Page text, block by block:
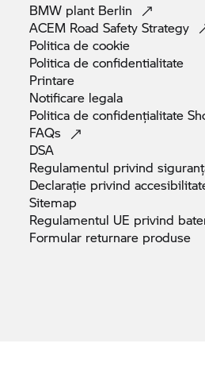
BMW plant Berlin
ACEM Road SafetyStrategy
Politica decookie
Politica deconfidentialitate
Printare
Notificare legala
Politica de confidențialitate
FAQs
DSA
Regulamentul privind
Declarație privind
Sitemap
Regulamentul UE privind
Formular returnare produse